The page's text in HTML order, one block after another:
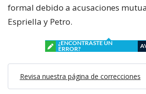
formal debido a acusaciones
Espriella y Petro.
¿ENCONTRASTE UN
ERROR?
Revisa nuestra página de correcciones